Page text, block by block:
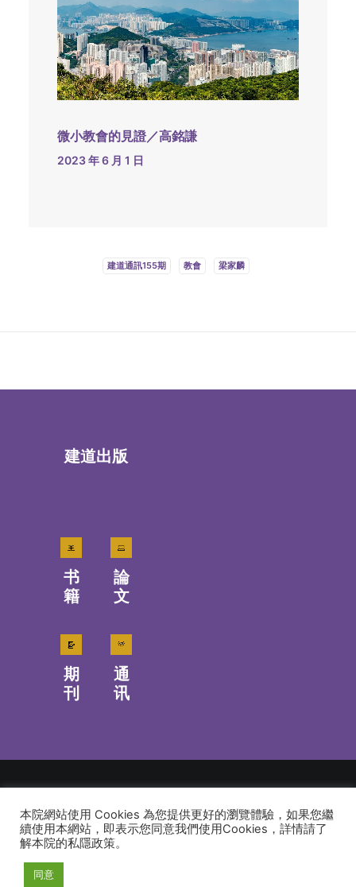
微小教會的見證／高銘謙
2023 年 6 月 1 日
建道通訊155期 教會 梁家麟
建道出版
书
籍
論
文
期
刊
通
讯
© 2026 建道神學院Alliance Bible Seminary. All rights reserved
本院網站使用 Cookies 為您提供更好的瀏覽體驗，如果您繼
續使用本網站，即表示您同意我們使用Cookies，詳情請了
解本院的私隱政策。
同意